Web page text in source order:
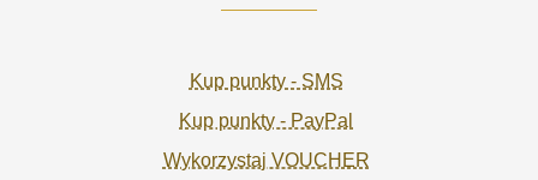
Kup punkty - SMS
Kup punkty - PayPal
Wykorzystaj VOUCHER